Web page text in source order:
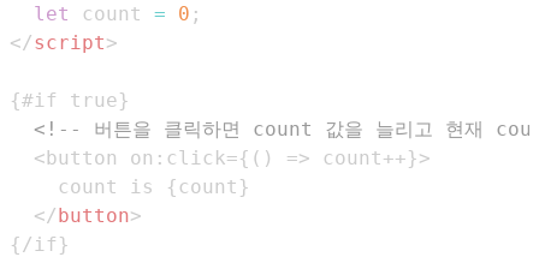
let
count = 0 ;
</script>
<!-- 버튼을 클릭하면 count 값을 늘리고 현재
</button>
{/if}